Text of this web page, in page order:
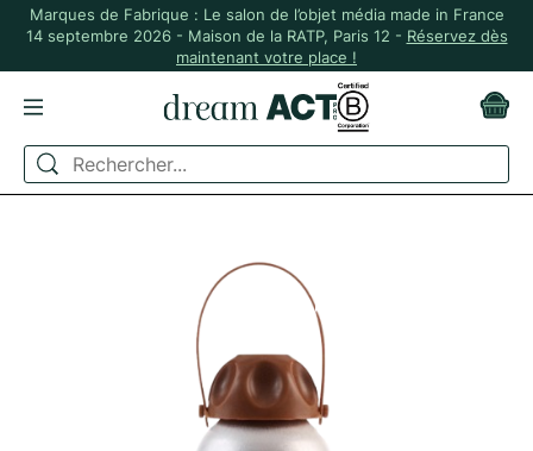
Marques de Fabrique : Le salon de l’objet média made in France
14 septembre 2026 - Maison de la RATP, Paris 12 - Réservez dès
maintenant votre place !
ACCUEIL ZÉRO DÉCHET
GOURDE EN ALUMINIUM MADE IN FRANCE - 630 ML